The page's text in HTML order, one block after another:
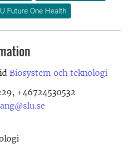
Future One Health
Biosystem och teknologi
+46724530532